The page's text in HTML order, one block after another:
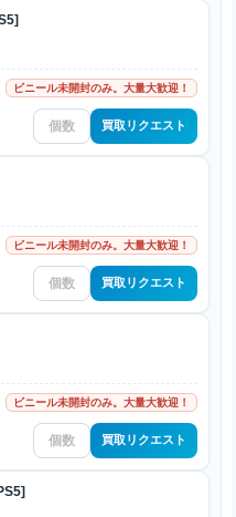
ビニール未開封のみ。大量大歓迎！
買取リクエスト
ビニール未開封のみ。大量大歓迎！
買取リクエスト
ビニール未開封のみ。大量大歓迎！
買取リクエスト